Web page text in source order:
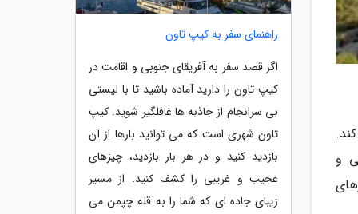
و
راهنمای سفر به کیپ تاون
اگر قصد سفر به آفریقای جنوبی و اقامت در
کیپ تاون را دارید آماده باشید تا با لیستی
بی سرانجام از جاذبه ها غافلگیر شوید. کیپ
تاون شهری است که می توانید بارها از آن
بازدید کنید و در هر بار بازدید، چیزهای
عجیب و غریبی را کشف کنید. از مسیر
زیبای جاده ای که شما را به قله چپمن می